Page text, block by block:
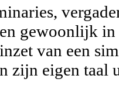
gewoonlijk
van een
zijn eigen taal